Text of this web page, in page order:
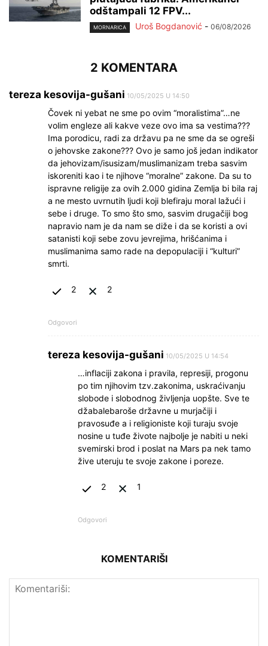
odštampali 12 FPV...
MORNARICA Uroš Bogdanović - 06/08/2026
2 KOMENTARA
tereza kesovija-gušani 10/05/2025 U 14:50
Čovek ni yebat ne sme po ovim “moralistima”…ne
volim engleze ali kakve veze ovo ima sa vestima???
Ima porodicu, radi za državu pa ne sme da se ogreši
o jehovske zakone??? Ovo je samo još jedan indikator
da jehovizam/isusizam/muslimanizam treba sasvim
iskoreniti kao i te njihove “moralne” zakone. Da su to
ispravne religije za ovih 2.000 gidina Zemlja bi bila raj
a ne mesto uvrnutih ljudi koji blefiraju moral lažući i
sebe i druge. To smo što smo, sasvim drugačiji bog
napravio nam je da nam se diže i da se koristi a ovi
satanisti koji sebe zovu jevrejima, hrišćanima i
muslimanima samo rade na depopulaciji i “kulturi”
smrti.
2 2
Odgovori
tereza kesovija-gušani 10/05/2025 U 14:54
…inflaciji zakona i pravila, represiji, progonu
po tim njihovim tzv.zakonima, uskraćivanju
slobode i slobodnog življenja uopšte. Sve te
džabalebaroše državne u murjačiji i
pravosuđe a i religioniste koji turaju svoje
nosine u tuđe živote najbolje je nabiti u neki
svemirski brod i poslat na Mars pa nek tamo
žive uteruju te svoje zakone i poreze.
2 1
Odgovori
KOMENTARIŠI